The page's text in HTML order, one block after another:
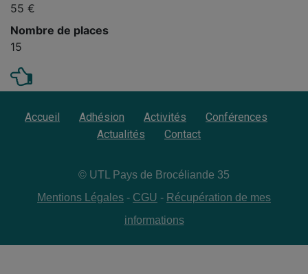
55 €
Nombre de places
15
Accueil Adhésion Activités
Conférences
Actualités
Contact
© UTL Pays de Brocéliande 35
Mentions Légales - CGU - Récupération de mes
informations